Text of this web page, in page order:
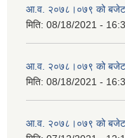
आ.व. २०७८।०७९ को बजेट
मिति: 08/18/2021 -
आ.व. २०७८।०७९ को बजेट
मिति: 08/18/2021 -
आ.व. २०७८।०७९ को बजेट